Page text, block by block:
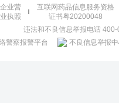
企业营
业执照
互联网药品信息服务资格
证书粤20200048
违法和不良信息举报电话